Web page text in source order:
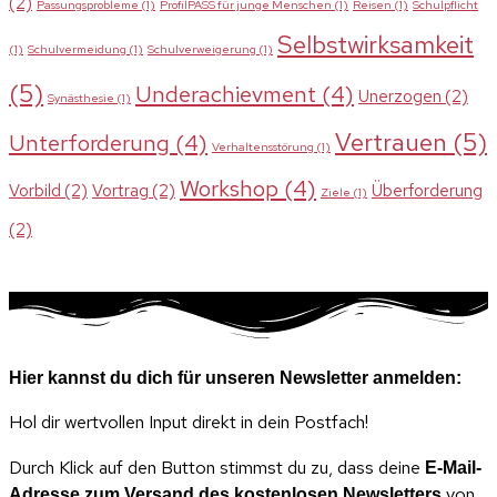
Passungsprobleme (1) ProfilPASS für junge Menschen (1) Reisen (1) Schulpflicht
(1) Schulvermeidung (1) Schulverweigerung (1) Selbstwirksamkeit
(5) Synästhesie (1) Underachievment (4) Unerzogen (2)
Unterforderung (4) Verhaltensstörung (1) Vertrauen (5)
Vorbild (2) Vortrag (2) Workshop (4) Ziele (1) Überforderung
(2)
Hier kannst du dich für unseren Newsletter anmelden:
Hol dir wertvollen Input direkt in dein Postfach!
Durch Klick auf den Button stimmst du zu, dass deine E-Mail-